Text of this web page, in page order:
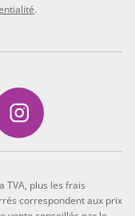
.
TVA, plus les frais
correspondent aux prix